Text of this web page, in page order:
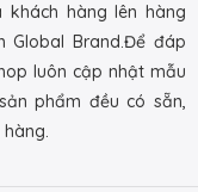
hàng lên hàng
Global Brand.Để đáp
luôn cập nhật mẫu
phẩm đều có sẵn,